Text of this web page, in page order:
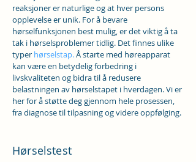
reaksjoner er naturlige og at hver persons
opplevelse er unik. For å bevare
hørselfunksjonen best mulig, er det viktig å ta
tak i hørselsproblemer tidlig. Det finnes ulike
typer hørselstap.Å starte med høreapparat
kan være en betydelig forbedring i
livskvaliteten og bidra til å redusere
belastningen av hørselstapet i hverdagen. Vi er
her for å støtte deg gjennom hele prosessen,
fra diagnose til tilpasning og videre oppfølging.
Hørselstest